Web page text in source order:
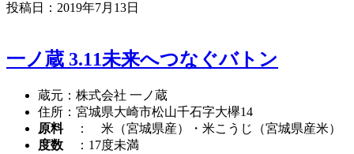
投稿日： 2019年7月13日
一ノ蔵 3.11未来へつなぐバトン
蔵元：株式会社 一ノ蔵
住所：宮城県大崎市松山千石字大欅14
原料： 米（宮城県産）・米こうじ（宮城県産米）
度数 ：17度未満